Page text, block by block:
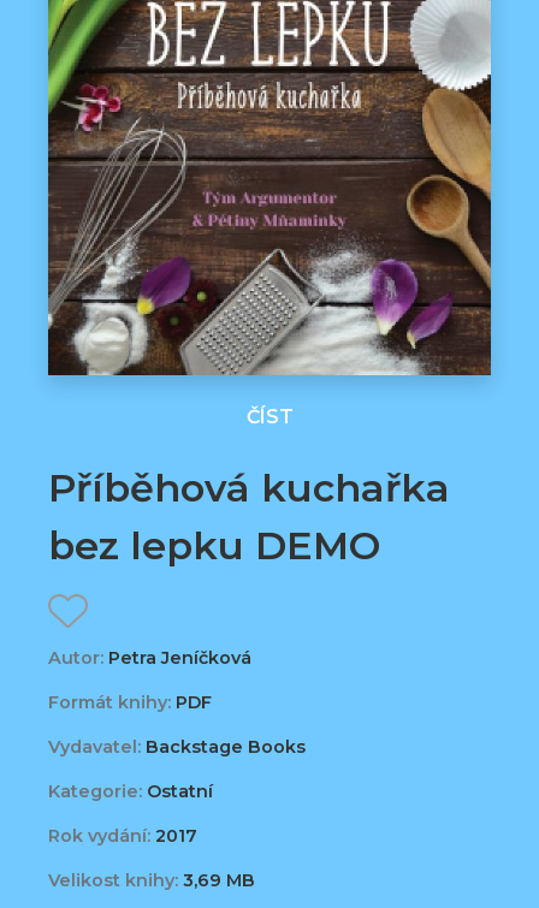
ČÍST
Příběhová kuchařka
bez lepku DEMO
Autor: Petra Jeníčková
Formát knihy: PDF
Vydavatel: Backstage Books
Kategorie: Ostatní
Rok vydání: 2017
Velikost knihy: 3,69 MB